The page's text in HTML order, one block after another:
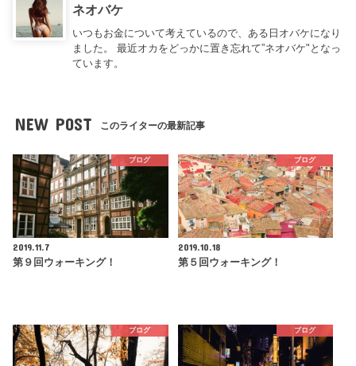
ネオバケ
いつもお金について考えているので、ある日オバケになり
ました。 最近オカをどっかに置き忘れて”ネオバケ"となっ
ています。
NEW POST このライターの最新記事
ブログ
2019.11.7
第９回ウォーキング！
ブログ
2019.10.18
第５回ウォーキング！
ブログ ブログ